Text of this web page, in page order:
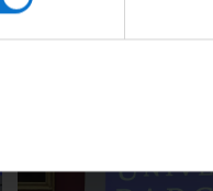
Climate Change: 10